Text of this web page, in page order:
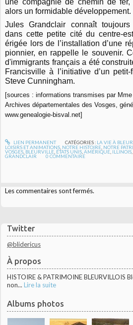
Twitter
@blidericus
À propos
HISTOIRE & PATRIMOINE BLEURVILLOIS
non... Lire la suite
Albums photos
alors un formidable développement.
Jules Grandclair connaît
dans cette petite cité du centre-
érigée lors de l’installation d’une
pionnier, en rappelle le souvenir.
d'immigrants français a été
Francisville à l’initiative d’un
Steve Cunningham.
[sources : informations transmises par
Archives départementales des Vosges,
www.genealogie-bisval.net]
LIEN PERMANENT CATÉGORIES : LA VIE À
LOISIRS ET ANIMATIONS, NOTRE HISTOIRE, NOTRE
VOSGES, BLEURVILLE, ÉTATS UNIS,AMÉRIQUE, ILLINOIS
GRANDCLAIR 0 COMMENTAIRE
Les commentaires sont fermés.